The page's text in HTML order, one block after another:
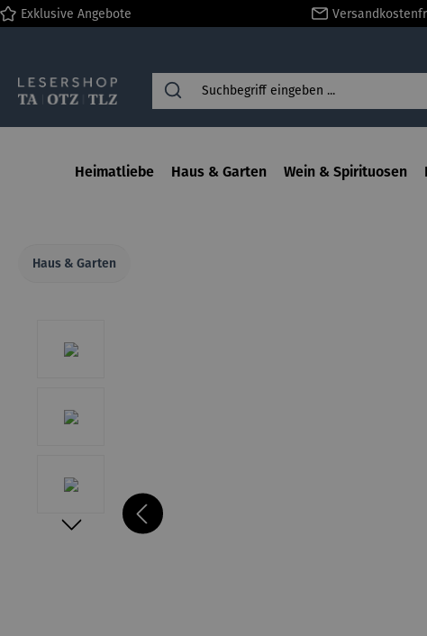
Zur Hauptnavigation springen
Exklusive Angebote
Heimatliebe Haus & Garten Wein & Spirituosen
Haus & Garten